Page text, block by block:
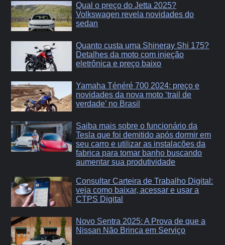
Qual o preço do Jetta 2025?
Volkswagen revela novidades do
sedan
Quanto custa uma Shineray Shi 175?
Detalhes da moto com injeção
eletrônica e preço baixo
Yamaha Ténéré 700 2024: preço e
novidades da nova moto ‘trail de
verdade’ no Brasil
Saiba mais sobre o funcionário da
Tesla que foi demitido após dormir em
seu carro e utilizar as instalacões da
fabrica para tomar banho buscando
aumentar sua produtividade
Consultar Carteira de Trabalho Digital:
veja como baixar, acessar e usar a
CTPS Digital
Novo Sentra 2025: A Prova de que a
Nissan Não Brinca em Serviço